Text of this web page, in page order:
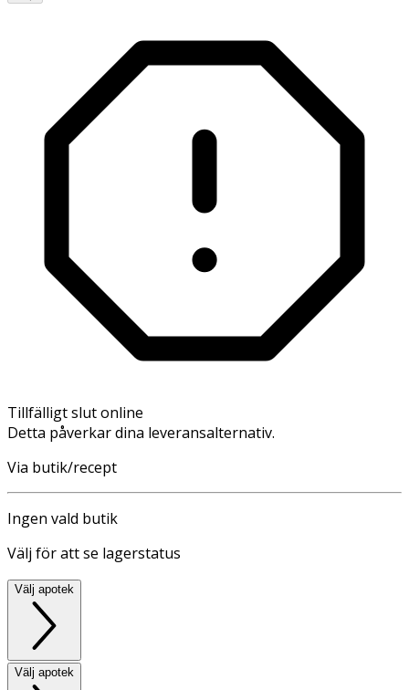
Tillfälligt slut online
Detta påverkar dina leveransalternativ.
Via butik/recept
Ingen vald butik
Välj för att se lagerstatus
Välj apotek
Välj apotek